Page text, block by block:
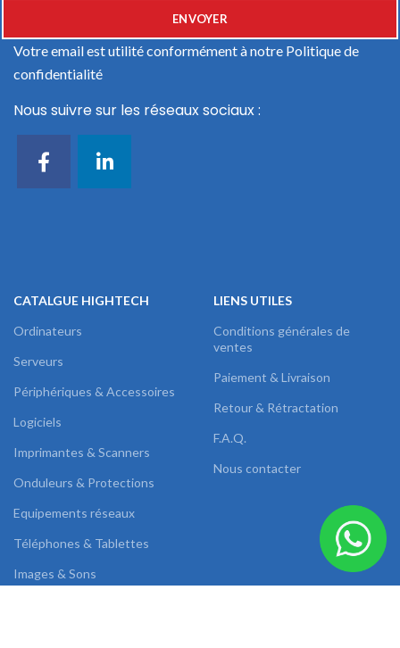
Votre email est utilité conformément à notre Politique de
confidentialité
Nous suivre sur les réseaux sociaux :
CATALGUE HIGHTECH
Ordinateurs
Serveurs
Périphériques & Accessoires
Logiciels
Imprimantes & Scanners
Onduleurs & Protections
Equipements réseaux
Téléphones & Tablettes
Images & Sons
LIENS UTILES
Conditions générales de
ventes
Paiement & Livraison
Retour & Rétractation
F.A.Q.
Nous contacter